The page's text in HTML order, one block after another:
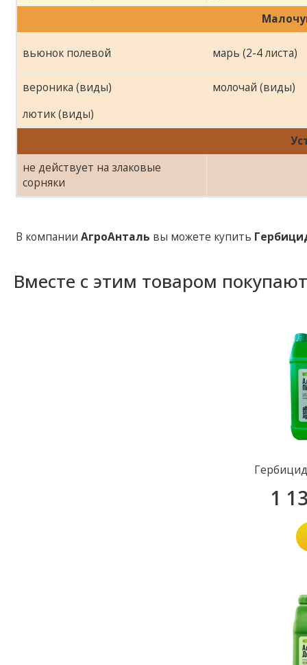
вьюнок полевой марь (2-4 листа)
вероника (виды)
молочай (виды)
лютик (виды)
не действует на злаковые
сорняки
В компанииАгроАнталь вы можете купить
Вместе с этим товаром покупают
1